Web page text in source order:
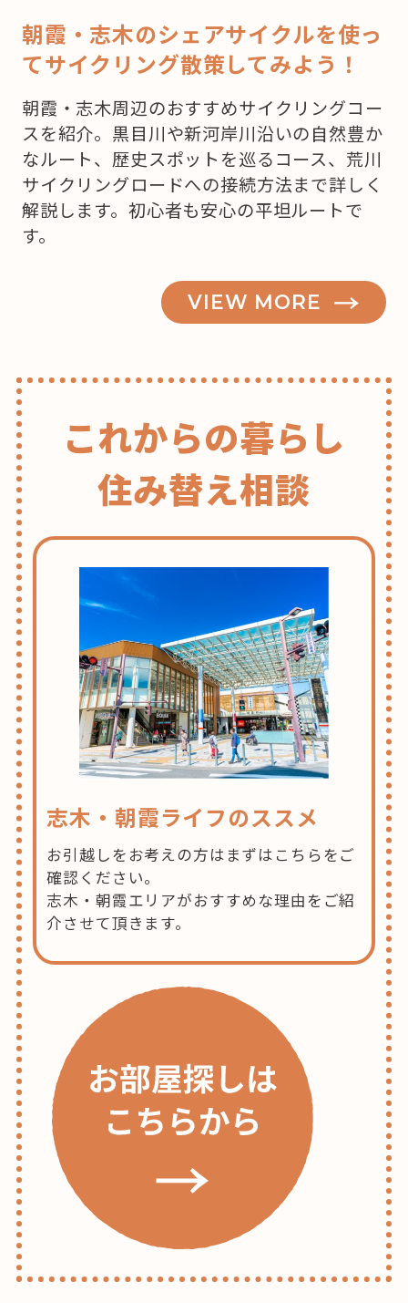
ケ
ー
を
買
お
う
か
な？”
朝霞・志木のシェアサイクルを使っ
てサイクリング散策してみよう！
朝霞・志木周辺のおすすめサイクリングコー
スを紹介。黒目川や新河岸川沿いの自然豊か
なルート、歴史スポットを巡るコース、荒川
サイクリングロードへの接続方法まで詳しく
解説します。初心者も安心の平坦ルートで
す。
VIEW MORE
これからの暮らし
住み替え相談
志木・朝霞ライフのススメ
お引越しをお考えの方はまずはこちらをご
確認ください。
志木・朝霞エリアがおすすめな理由をご紹
介させて頂きます。